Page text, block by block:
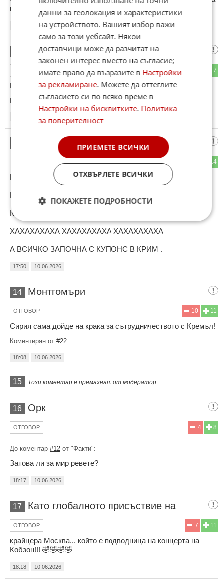
има
10.06.2026
Факти
17
ОТГОВОР
Русия е икономическо и военно джудже.
Коментиран от#16
А КАК ЩЕ
14
ПРЕСТРУКТУРИРА
НПЗта и РАФИНЕРИИ?
КРИЗАТА СЪС БЕНЗИНА СЕ ЗАДУЪЛБОЧАВА
ХАХАХАХАХА ХАХАХАХАХА ХАХАХАХАХА
А ВСИЧКО ЗАПОЧНА С КУПОНС В КРИМ .
17:50 10.06.2026
14 Монтгомъри
11
10
ОТГОВОР
Сирия сама дойде на крака за сътрудничеството с Кремъл!
Коментиран от #22
18:08 10.06.2026
15 Този коментар е премахнат от модератор.
16 Орк
8
4
ОТГОВОР
До коментар #12 от "Факти":
Затова ли за мир ревете?
18:17 10.06.2026
17 Като глобалното присъствие на
11
7
ОТГОВОР
крайцера Москва... който е подводница на концерта на
Кобзон!!! 🤣🤣🤣🤣
18:18 10.06.2026
данни за геолокация и характеристики
на устройството. Вашият избор важи
само за този уебсайт. Някои
доставчици може да разчитат на
законен интерес вместо на съгласие;
имате право да възразите в Настройки
за рекламиране. Можете да оттеглите
съгласието си по всяко време в
Настройки на бисквитките. Политика
за поверителност
ПРИЕМЕТЕ ВСИЧКИ
ОТХВЪРЛЕТЕ ВСИЧКИ
ПОКАЖЕТЕ ПОДРОБНОСТИ